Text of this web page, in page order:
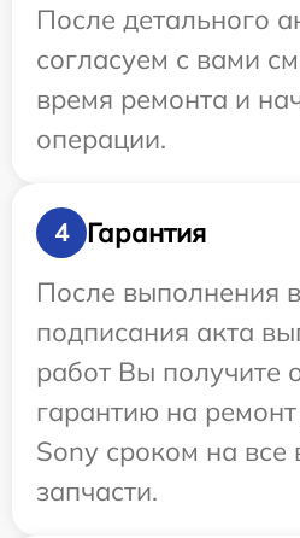
После детального
согласуем с вами
время ремонта и
операции.
4
Гарантия
После выполнения
подписания акта
работ Вы получите
гарантию на ремонт
Sony сроком на все
запчасти.